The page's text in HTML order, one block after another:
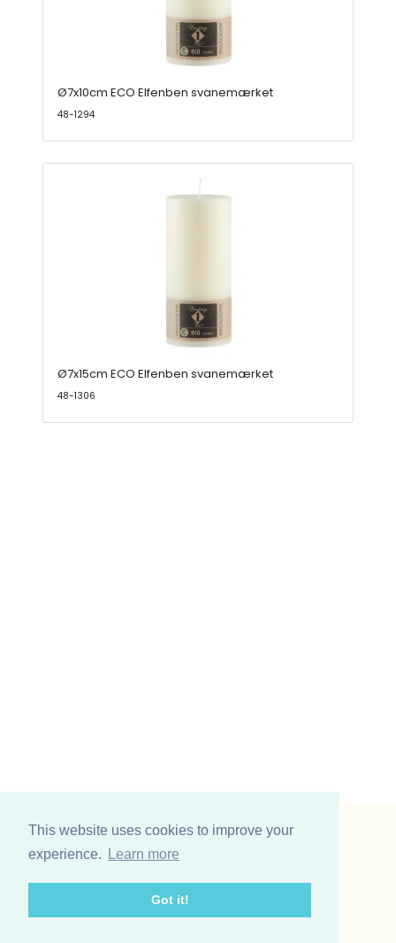
This website uses cookies to improve your
experience.
Learn more
Got it!
Ø7x10cm ECO Elfenben svanemærket
48-1294
Ø7x15cm ECO Elfenben svanemærket
48-1306
Vinding et co A/S
Telefon: +45 75 31 02 11